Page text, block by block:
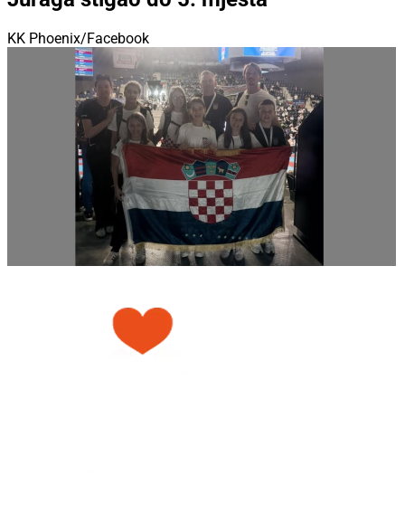
KK Phoenix/Facebook